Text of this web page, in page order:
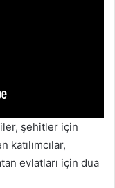
şehitler için
katılımcılar,
evlatları için dua